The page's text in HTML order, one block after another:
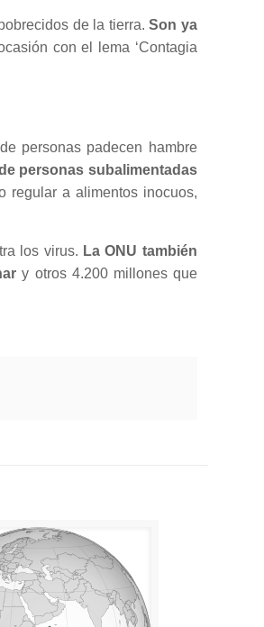
de la tierra.Son ya
con el lema ‘Contagia
personas padecen hambre
personas subalimentadas
regular a alimentos inocuos,
los virus. La ONU también
y otros 4.200 millones que